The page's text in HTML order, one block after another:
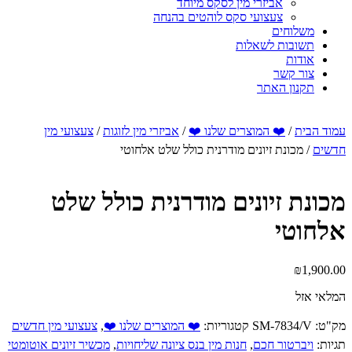
צעצועי סקס לוהטים בהנחה
משלוחים
תשובות לשאלות
אודות
צור קשר
תקנון האתר
עמוד הבית/ ❤️ המוצרים שלנו ❤️ / אביזרי מין לזוגות/ צעצועי מין
חדשים / מכונת זיונים מודרנית כולל שלט אלחוטי
מכונת זיונים מודרנית כולל שלט
אלחוטי
₪1,900.00
המלאי אזל
מק"ט: SM-7834/V קטגוריות: ❤️ המוצרים שלנו ❤️, צעצועי מין חדשים
תגיות: ויברטור חכם, חנות מין בנס ציונה שליחויות, מכשיר זיונים אוטומטי